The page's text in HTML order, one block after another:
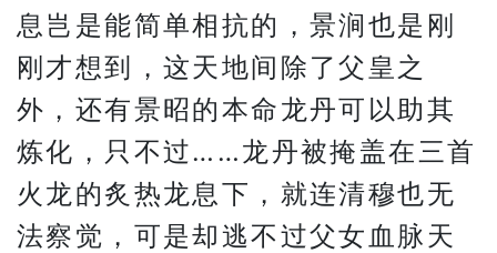
息岂是能简单相抗的，景涧也是刚
刚才想到，这天地间除了父皇之
外，还有景昭的本命龙丹可以助其
炼化，只不过……龙丹被掩盖在三首
火龙的炙热龙息下，就连清穆也无
法察觉，可是却逃不过父女血脉天